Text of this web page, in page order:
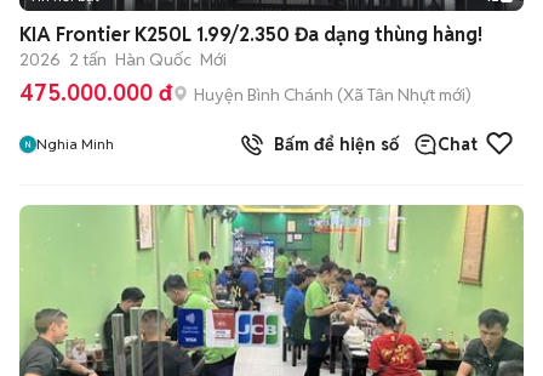
+2
KIA Frontier K250L 1.99/2.350 Đa dạng thùng hàng!
2026 2 tấn Hàn Quốc Mới
475.000.000 đ Huyện Bình Chánh (Xã Tân Nhựt mới)
Nghia Minh Bấm để hiện số Chat